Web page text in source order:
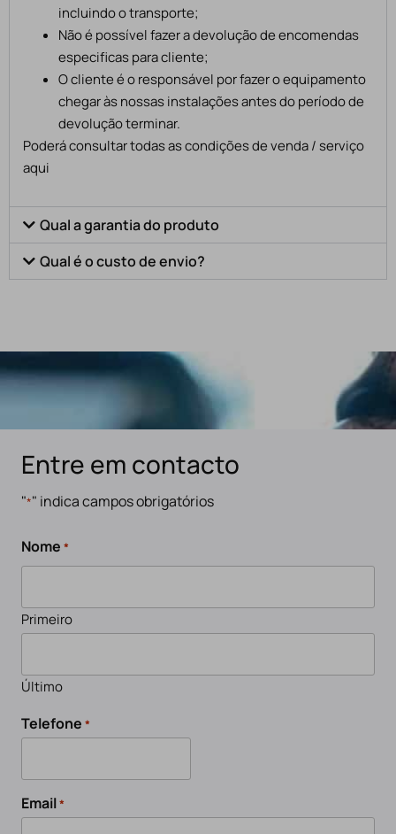
incluindo o transporte;
Não é possível fazer a devolução de encomendas
especificas para cliente;
O cliente é o responsável por fazer o equipamento
chegar às nossas instalações antes do período de
devolução terminar.
Poderá consultar todas as condições de venda / serviço
aqui
Qual a garantia do produto
Qual é o custo de envio?
Entre em contacto
"*" indica campos obrigatórios
Nome *
Primeiro
Último
Telefone *
Email*